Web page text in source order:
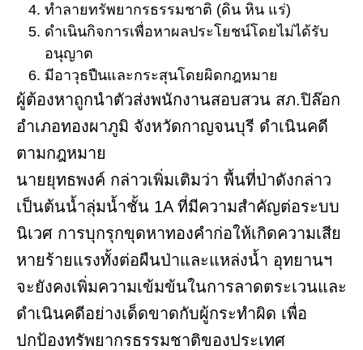
ทำลายทรัพยากรธรรมชาติ (ดิน หิน แร่)
ดำเนินกิจการเพื่อหาผลประโยชน์โดยไม่ได้รับ
อนุญาต
มีอาวุธปืนและกระสุนโดยผิดกฎหมาย
ผู้ต้องหาถูกนำตัวส่งพนักงานสอบสวน สภ.ปิล๊อก
อำเภอทองผาภูมิ จังหวัดกาญจนบุรี ดำเนินคดี
ตามกฎหมาย
นายยุทธพงค์ กล่าวเพิ่มเติมว่า พื้นที่ป่าดังกล่าว
เป็นต้นน้ำลุ่มน้ำชั้น 1A ที่มีความสำคัญต่อระบบ
นิเวศ การบุกรุกขุดหาทองคำก่อให้เกิดความเสีย
หายร้ายแรงทั้งต่อผืนป่าและแหล่งน้ำ อุทยานฯ
จะยังคงเพิ่มความเข้มข้นในการลาดตระเวนและ
ดำเนินคดีอย่างเด็ดขาดกับผู้กระทำผิด เพื่อ
ปกป้องทรัพยากรธรรมชาติของประเทศ